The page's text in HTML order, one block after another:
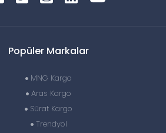
Popüler Markalar
MNG Kargo
Aras Kargo
Sürat Kargo
Trendyol